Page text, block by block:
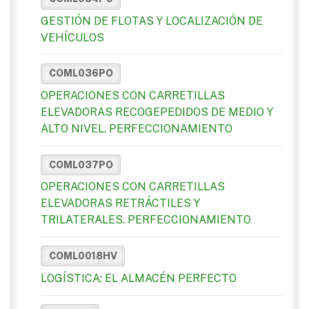
GESTIÓN DE FLOTAS Y LOCALIZACIÓN DE
VEHÍCULOS
COML036PO
OPERACIONES CON CARRETILLAS
ELEVADORAS RECOGEPEDIDOS DE MEDIO Y
ALTO NIVEL. PERFECCIONAMIENTO
COML037PO
OPERACIONES CON CARRETILLAS
ELEVADORAS RETRÁCTILES Y
TRILATERALES. PERFECCIONAMIENTO
COML0018HV
LOGÍSTICA: EL ALMACÉN PERFECTO